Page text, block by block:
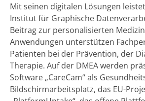
Mit seinen digitalen Lösungen
Institut für Graphische
Beitrag zur personalisierten
Anwendungen unterstützen
Patienten bei der Prävention, der
Therapie. Auf der DMEA werden
Software „CareCam“ als
Bildschirmarbeitsplatz, das EU-